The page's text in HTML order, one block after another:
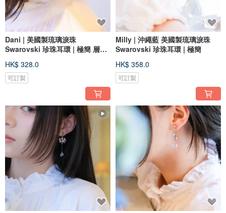
Dani | 美國製琉璃淚珠
Swarovski 珍珠耳環 | 極簡 層次
HK$ 328.0
可訂製
Milly | 沖繩藍 美國製琉璃淚珠
Swarovski 珍珠耳環 | 極簡
HK$ 358.0
可訂製